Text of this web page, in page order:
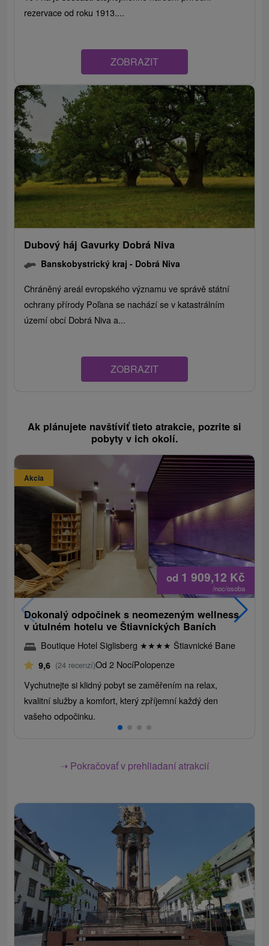
rezervace od roku 1913....
ZOBRAZIT
Dubový háj Gavurky Dobrá Niva
Banskobystrický kraj - Dobrá Niva
Chráněný areál evropského významu ve správě státní
ochrany přírody Poľana se nachází se v katastrálním
území obcí Dobrá Niva a...
ZOBRAZIT
Ak plánujete navštíviť tieto atrakcie, pozrite si
pobyty v ich okolí.
Akcia
od 1 909,12 Kč
/noc/osoba
Dokonalý odpočinek s neomezeným wellness
v útulném hotelu ve Štiavnických Baních
Boutique Hotel Siglisberg ★★★★ Štiavnické Bane
9,6 (24 recenzí)Od 2 NocíPolopenze
Vychutnejte si klidný pobyt se zaměřením na relax,
kvalitní služby a komfort, který zpříjemní každý den
vašeho odpočinku.
➝ Pokračovať v prehliadaní atrakcií